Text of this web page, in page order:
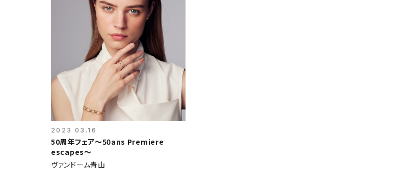
2023.03.16
50周年フェア〜50ans Premiere
escapes〜
ヴァンドーム青山